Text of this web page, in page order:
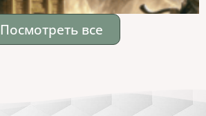
Посмотреть все